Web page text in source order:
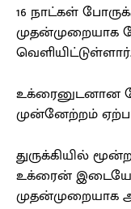
16 நாட்கள்
முதன்முறையாக
வெளியிட்டுள்ளார்.
உக்ரைனுடனான
முன்னேற்றம்
துருக்கியில்
உக்ரைன் இடையே
முதன்முறையாக